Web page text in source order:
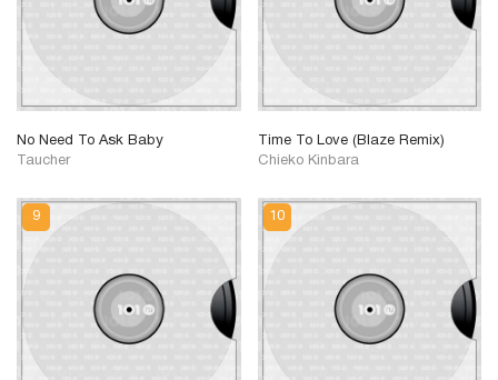
No Need To Ask Baby
Taucher
Time To Love (Blaze Remix)
Chieko Kinbara